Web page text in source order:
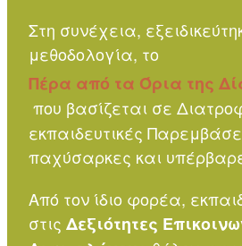
Στη συνέχεια,
μεθοδολογία, το
Πέρα από τα Όρια της
που βασίζεται σε
εκπαιδευτικές
παχύσαρκες και
Από τον ίδιο φορέα,
στις Δεξιότητες